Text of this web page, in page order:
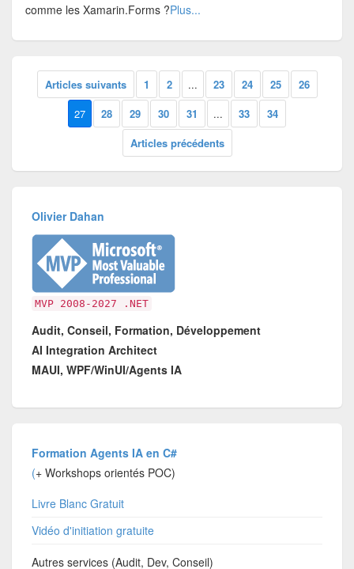
comme les Xamarin.Forms ?Plus...
Articles suivants 1 2 ... 23 24 25
26
27
28 29 30 31 ... 33
34
Articles précédents
Olivier Dahan
MVP 2008-2027 .NET
Audit, Conseil, Formation, Développement
AI Integration Architect
MAUI, WPF/WinUI/Agents IA
Formation Agents IA en C#
(+ Workshops orientés POC)
Livre Blanc Gratuit
Vidéo d'initiation gratuite
Autres services (Audit, Dev, Conseil)